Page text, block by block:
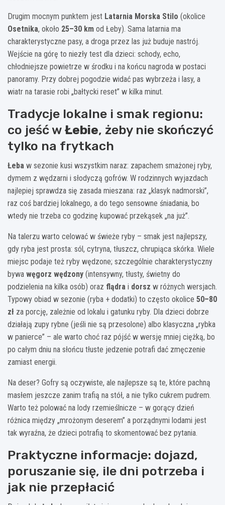
Drugim mocnym punktem jest Latarnia Morska Stilo (okolice
Osetnika, około 25–30 km od Łeby). Sama latarnia ma
charakterystyczne pasy, a droga przez las już buduje nastrój.
Wejście na górę to niezły test dla dzieci: schody, echo,
chłodniejsze powietrze w środku i na końcu nagroda w postaci
panoramy. Przy dobrej pogodzie widać pas wybrzeża i lasy, a
wiatr na tarasie robi „bałtycki reset” w kilka minut.
Tradycje lokalne i smak regionu:
co jeść w Łebie, żeby nie skończyć
tylko na frytkach
Łeba w sezonie kusi wszystkim naraz: zapachem smażonej ryby,
dymem z wędzarni i słodyczą gofrów. W rodzinnych wyjazdach
najlepiej sprawdza się zasada mieszana: raz „klasyk nadmorski”,
raz coś bardziej lokalnego, a do tego sensowne śniadania, bo
wtedy nie trzeba co godzinę kupować przekąsek „na już”.
Na talerzu warto celować w świeże ryby – smak jest najlepszy,
gdy ryba jest prosta: sól, cytryna, tłuszcz, chrupiąca skórka. Wiele
miejsc podaje też ryby wędzone; szczególnie charakterystyczny
bywa węgorz wędzony (intensywny, tłusty, świetny do
podzielenia na kilka osób) oraz flądra i dorsz w różnych wersjach.
Typowy obiad w sezonie (ryba + dodatki) to często okolice 50–80
zł za porcję, zależnie od lokalu i gatunku ryby. Dla dzieci dobrze
działają zupy rybne (jeśli nie są przesolone) albo klasyczna „rybka
w panierce” – ale warto choć raz pójść w wersję mniej ciężką, bo
po całym dniu na słońcu tłuste jedzenie potrafi dać zmęczenie
zamiast energii.
Na deser? Gofry są oczywiste, ale najlepsze są te, które pachną
masłem jeszcze zanim trafią na stół, a nie tylko cukrem pudrem.
Warto też polować na lody rzemieślnicze – w gorący dzień
różnica między „mrożonym deserem” a porządnymi lodami jest
tak wyraźna, że dzieci potrafią to skomentować bez pytania.
Praktyczne informacje: dojazd,
poruszanie się, ile dni potrzeba i
jak nie przepłacić